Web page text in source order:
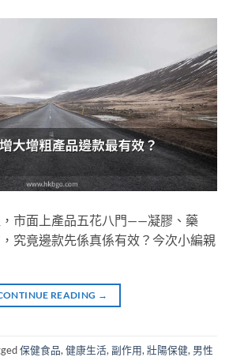
市面上產品五花八門——凝膠、藥
究竟邊款先係真係有效？今次小編親
READING →
保健食品, 健康生活, 副作用, 壯陽保健, 男性